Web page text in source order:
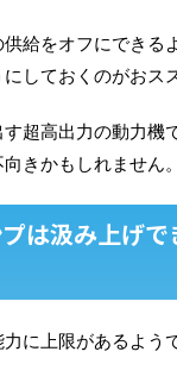
給をオフにできる
しておくのがおス
超高出力の動力機
きかもしれません。
は汲み上げ
に上限があるようで